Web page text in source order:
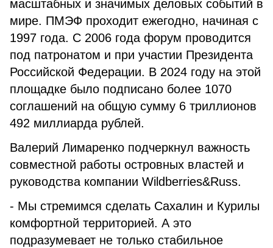
масштабных и значимых деловых событий в
мире. ПМЭФ проходит ежегодно, начиная с
1997 года. С 2006 года форум проводится
под патронатом и при участии Президента
Российской Федерации. В 2024 году на этой
площадке было подписано более 1070
соглашений на общую сумму 6 триллионов
492 миллиарда рублей.
Валерий Лимаренко подчеркнул важность
совместной работы островных властей и
руководства компании Wildberries&Russ.
- Мы стремимся сделать Сахалин и Курилы
комфортной территорией. А это
подразумевает не только стабильное